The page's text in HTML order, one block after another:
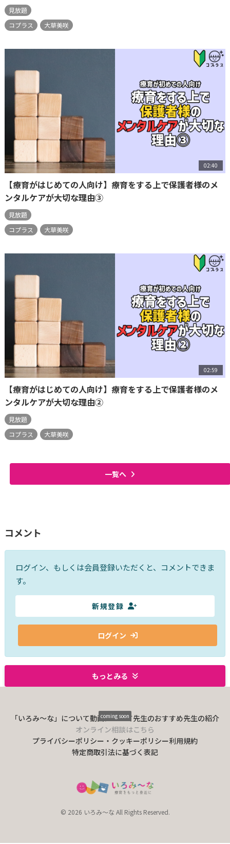
見放題
コプラス
大草美咲
02:40
【療育がはじめての人向け】療育をする上で保護者様のメ
ンタルケアが大切な理由③
見放題
コプラス
大草美咲
02:59
【療育がはじめての人向け】療育をする上で保護者様のメ
ンタルケアが大切な理由②
見放題
コプラス
大草美咲
一覧へ
コメント
ログイン、もしくは会員登録いただくと、コメントできま
す。
新規登録
ログイン
もっとみる
「いろみ〜な」について動画について先生のおすすめ先生の紹介
オンライン相談はこちら
coming soon
プライバシーポリシー・クッキーポリシー利用規約
特定商取引法に基づく表記
© 2026 いろみ～な All Rights Reserved.